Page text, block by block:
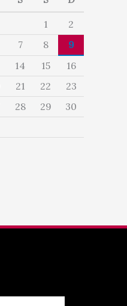
1
2
7 8
9
14 15
16
21 22
23
28 29
30